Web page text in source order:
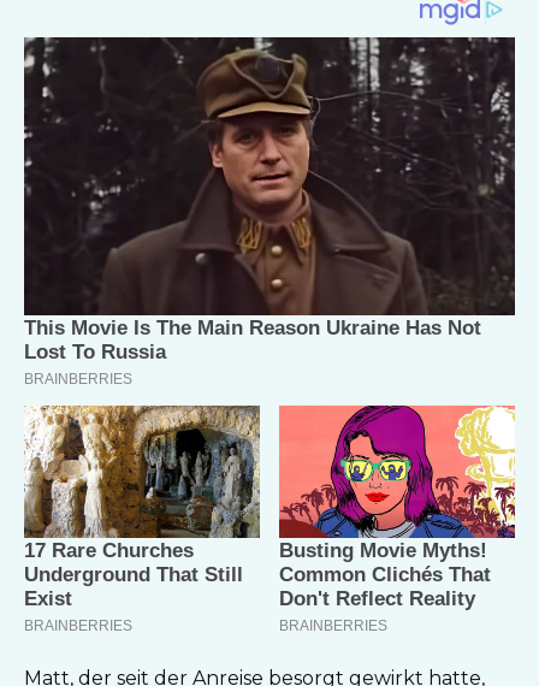
Matt, der seit der Anreise besorgt gewirkt hatte,